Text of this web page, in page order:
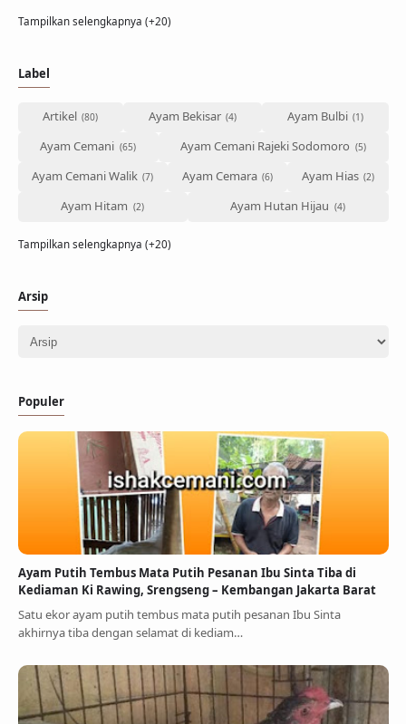
Tampilkan selengkapnya (+20)
Label
Artikel Ayam Bekisar
Ayam Bulbi
Ayam Cemani
Ayam Cemani Rajeki Sodomoro
Ayam Cemani Walik
Ayam Cemara
Ayam Hias
Ayam Hitam
Ayam Hutan Hijau
Tampilkan selengkapnya (+20)
Arsip
Populer
Ayam Putih Tembus Mata Putih Pesanan Ibu Sinta Tiba di
Kediaman Ki Rawing, Srengseng – Kembangan Jakarta Barat
Satu ekor ayam putih tembus mata putih pesanan Ibu Sinta
akhirnya tiba dengan selamat di kediam…